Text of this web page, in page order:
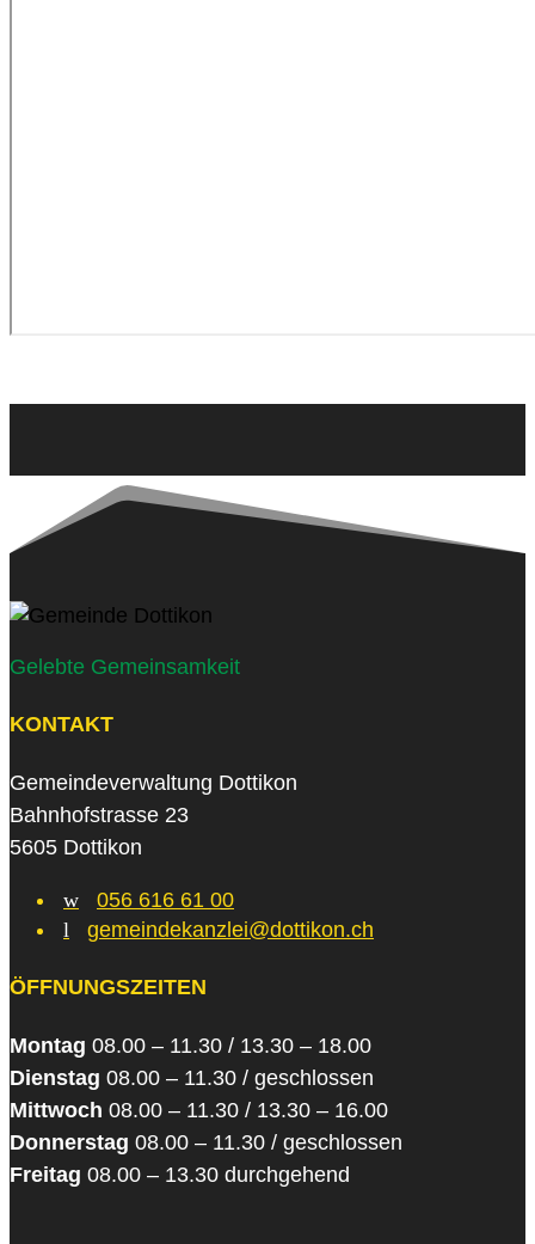
Gelebte Gemeinsamkeit
KONTAKT
Gemeindeverwaltung Dottikon
Bahnhofstrasse 23
5605 Dottikon
w
056 616 61 00
l
gemeindekanzlei@dottikon.ch
ÖFFNUNGSZEITEN
Montag 08.00 – 11.30 / 13.30 – 18.00
Dienstag 08.00 – 11.30 / geschlossen
Mittwoch 08.00 – 11.30 / 13.30 – 16.00
Donnerstag 08.00 – 11.30 / geschlossen
Freitag 08.00 – 13.30 durchgehend